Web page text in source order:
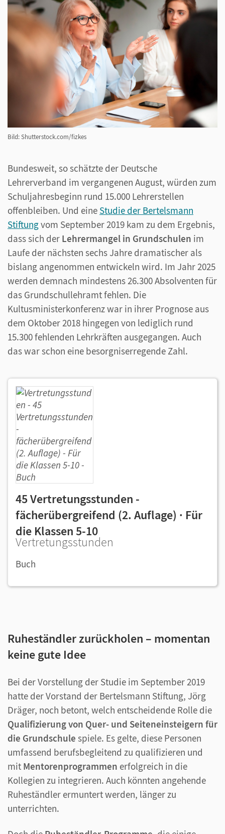
Bild: Shutterstock.com/fizkes
Bundesweit, so schätzte der Deutsche
Lehrerverband im vergangenen August, würden zum
Schuljahresbeginn rund 15.000 Lehrerstellen
offenbleiben. Und eine Studie der Bertelsmann
Stiftungvom September 2019 kam zu dem Ergebnis,
dass sich der Lehrermangel in Grundschulen im
Laufe der nächsten sechs Jahre dramatischer als
bislang angenommen entwickeln wird. Im Jahr 2025
werden demnach mindestens 26.300 Absolventen für
das Grundschullehramt fehlen. Die
Kultusministerkonferenz war in ihrer Prognose aus
dem Oktober 2018 hingegen von lediglich rund
15.300 fehlenden Lehrkräften ausgegangen. Auch
das war schon eine besorgniserregende Zahl.
45 Vertretungsstunden -
fächerübergreifend (2. Auflage) · Für
die Klassen 5-10
Vertretungsstunden
Buch
Ruheständler zurückholen – momentan
keine gute Idee
Bei der Vorstellung der Studie im September 2019
hatte der Vorstand der Bertelsmann Stiftung, Jörg
Dräger, noch betont, welch entscheidende Rolle die
Qualifizierung von Quer- und Seiteneinsteigern für
die Grundschule spiele. Es gelte, diese Personen
umfassend berufsbegleitend zu qualifizieren und
mit Mentorenprogrammen erfolgreich in die
Kollegien zu integrieren. Auch könnten angehende
Ruheständler ermuntert werden, länger zu
unterrichten.